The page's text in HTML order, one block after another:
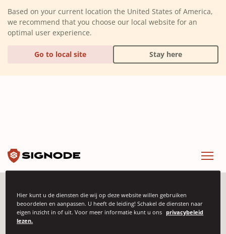
Based on your current location the United States of America,
we recommend that you choose our local website for an
optimal user experience.
Go to local site Stay here
Signode
Hier kunt u de diensten die wij op deze website willen gebruiken
beoordelen en aanpassen. U heeft de leiding! Schakel de diensten naar
eigen inzicht in of uit. Voor meer informatie kunt u ons privacybeleid
lezen.